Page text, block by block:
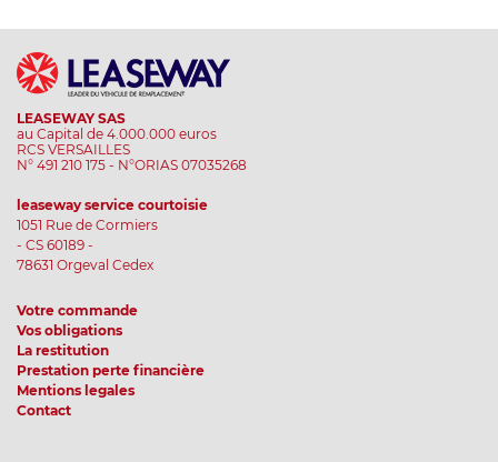
LEASEWAY SAS
au Capital de 4.000.000 euros
RCS VERSAILLES
N° 491 210 175 - N°ORIAS 07035268
leaseway service courtoisie
1051 Rue de Cormiers
- CS 60189 -
78631 Orgeval Cedex
Votre commande
Vos obligations
La restitution
Prestation perte financière
Mentions legales
Contact